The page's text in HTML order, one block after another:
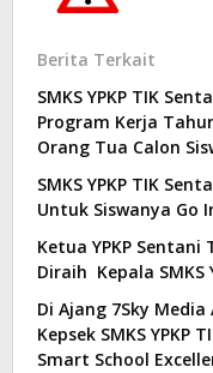
Berita Terkait
SMKS YPKP TIK
Program Kerja
Orang Tua Calon
SMKS YPKP TIK
Untuk Siswanya Go
Ketua YPKP
Diraih Kepala SMKS
Di Ajang 7Sky
Kepsek SMKS YPKP
Smart School